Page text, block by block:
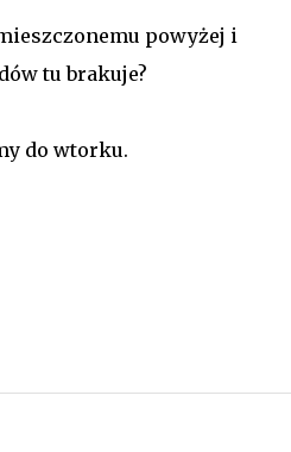
powyżej i
tu brakuje?
do wtorku.